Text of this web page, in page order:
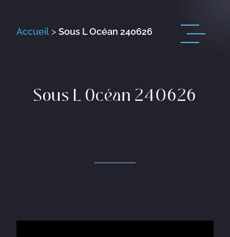
Accueil> Sous L Océan 240626
Sous L Océan 240626